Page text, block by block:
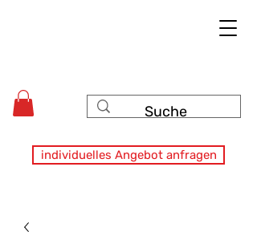
individuelles Angebot anfragen